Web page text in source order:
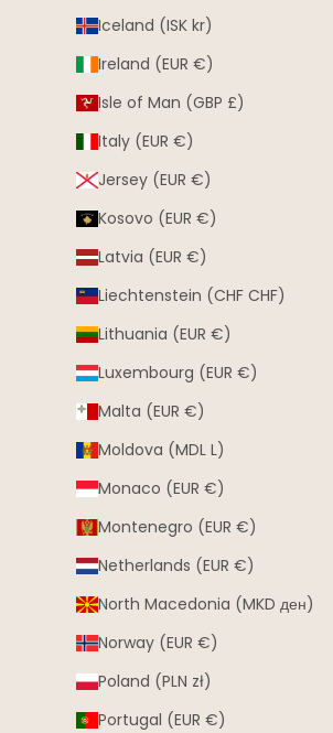
Iceland (ISK kr)
Ireland (EUR €)
Isle of Man (GBP £)
Italy (EUR €)
Jersey (EUR €)
Kosovo (EUR €)
Latvia (EUR €)
Liechtenstein (CHF CHF)
Lithuania (EUR €)
Luxembourg (EUR €)
Malta (EUR €)
Moldova (MDL L)
Monaco (EUR €)
Montenegro (EUR €)
Netherlands (EUR €)
North Macedonia (MKD ден)
Norway (EUR €)
Poland (PLN zł)
Portugal (EUR €)